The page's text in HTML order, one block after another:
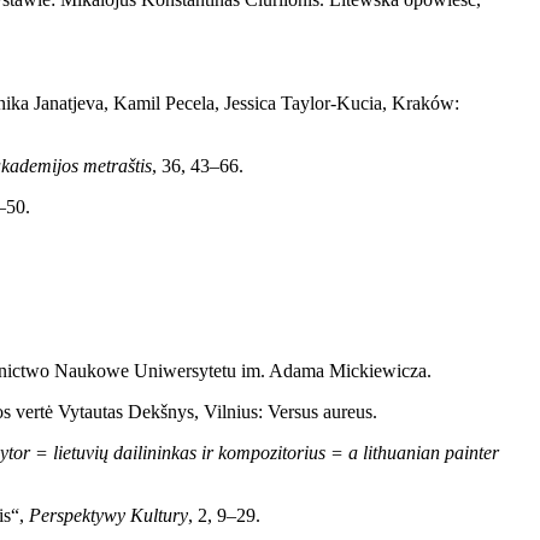
Janatjeva, Kamil Pecela, Jessica Taylor-Kucia, Kraków:
metraštis, 36, 43–66.
Naukowe Uniwersytetu im. Adama Mickiewicza.
vertė Vytautas Dekšnys, Vilnius: Versus aureus.
= lietuvių dailininkas ir kompozitorius = a lithuanian painter
Perspektywy Kultury, 2, 9–29.